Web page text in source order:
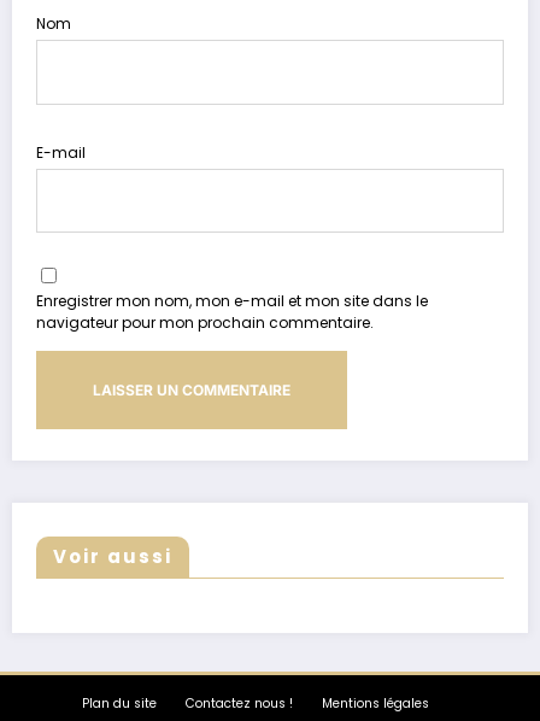
Nom
E-mail
Enregistrer mon nom, mon e-mail et mon site dans le
navigateur pour mon prochain commentaire.
Voir aussi
Plan du site Contactez nous !
Mentions légales